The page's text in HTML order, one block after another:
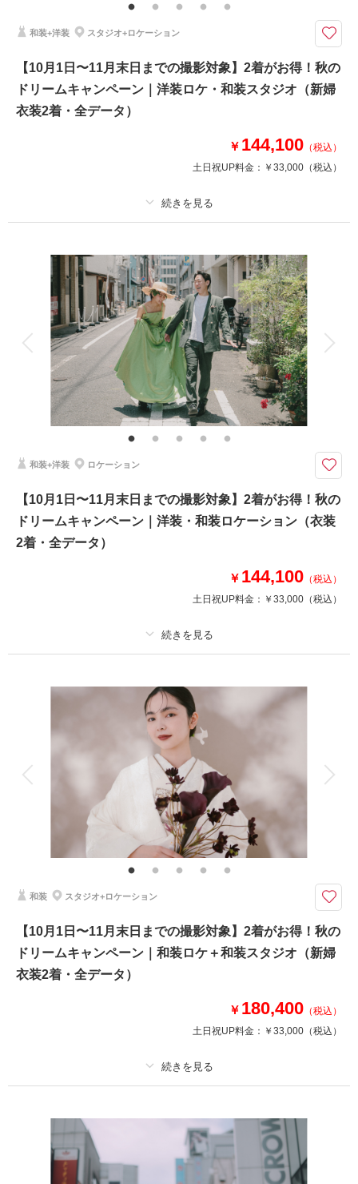
途5,500円〜 ※衣装持ち込み料（衣装1点）…新婦33,000円、新郎11,000円
ロケ＋スタジオで撮影を楽しめる衣装2着プラン。新作衣装も続々入荷！お
・全データ（基本補正）
・衣装（新郎新婦）
・新婦ヘアメイク（1着分のみ）
和装+洋装 スタジオ+ロケーション
【10月1日〜11月末日までの撮影対象】2着がお得！秋の
ドリームキャンペーン｜洋装ロケ・和装スタジオ（新婦
衣装2着・全データ）
￥ 144,100 （税込）
土日祝UP料金： ￥33,000 （税込）
新婦衣装2着 新郎衣装2着
着付け ヘアメイク 小物一式
アルバム データ 150 カット 台紙付写真
衣装追加 会食 挙式
家族と撮影 家族用衣装レンタル ペットと撮影
その他含むもの
★ロケ＋スタジオを特別価格でご案内！※2着目のヘアメイクチェンジご希
望の場合、22,000円追加 ※ブーケ（1スタイルにつき）をご希望の場合は別
途5,500円〜 ※衣装持ち込み料（衣装1点）…新婦33,000円、新郎11,000円
ロケ＋スタジオで撮影を楽しめる衣装2着プラン。新作衣装も続々入荷！お
・全データ（基本補正）
・衣装（新郎新婦）
・新婦ヘアメイク（1着分のみ）
和装+洋装 ロケーション
【10月1日〜11月末日までの撮影対象】2着がお得！秋の
ドリームキャンペーン｜洋装・和装ロケーション（衣装
2着・全データ）
￥ 144,100 （税込）
土日祝UP料金： ￥33,000 （税込）
撮影料 新婦衣装2着 新郎衣装2着
ヘアメイク
データ 200 カット
会食
家族用衣装レンタル
その他含むもの
★通常293,700円が51%OFF！※2着目のヘアメイクチェンジご希望の場
合、22,000円追加 ※ブーケ（1スタイルにつき）をご希望の場合は別途5,50
0円〜 ※衣装持ち込み料（衣装1点）…新婦33,000円、新郎11,000円
2着だから広がる、魅力あふれるフォトストーリー。お得なキャンペーンで
・全データ（基本補正）
・衣装（新郎新婦）
・新婦ヘアメイク（1着分のみ）
※トップシーズン（11月20日～12月10日）撮影の場合は別途22,000円追加
和装 スタジオ+ロケーション
【10月1日〜11月末日までの撮影対象】2着がお得！秋の
ドリームキャンペーン｜和装ロケ＋和装スタジオ（新婦
衣装2着・全データ）
￥ 180,400 （税込）
土日祝UP料金： ￥33,000 （税込）
新婦衣装2着 新郎衣装1着
着付け ヘアメイク 小物一式
アルバム データ 150 カット 台紙付写真